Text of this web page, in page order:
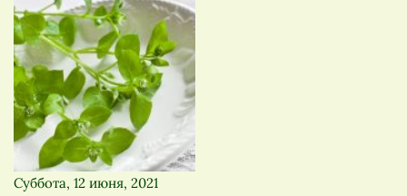
Суббота, 12 июня, 2021